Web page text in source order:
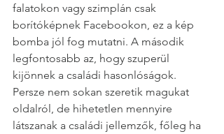
falatokon vagy szimplán csak
borítóképnek Facebookon, ez a kép
bomba jól fog mutatni. A második
legfontosabb az, hogy szuperül
kijönnek a családi hasonlóságok.
Persze nem sokan szeretik magukat
oldalról, de hihetetlen mennyire
látszanak a családi jellemzők, főleg ha